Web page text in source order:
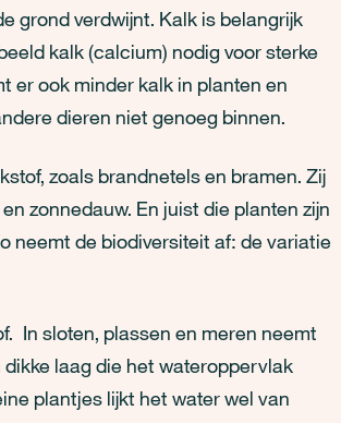
grond verdwijnt. Kalk is belangrijk
kalk (calcium) nodig voor sterke
er ook minder kalk in planten en
dieren niet genoeg binnen.
zoals brandnetels en bramen. Zij
zonnedauw. En juist die planten zijn
neemt de biodiversiteit af: de variatie
In sloten, plassen en meren neemt
laag die het wateroppervlak
plantjes lijkt het water wel van